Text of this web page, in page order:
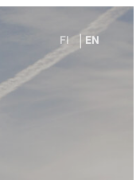
FI EN